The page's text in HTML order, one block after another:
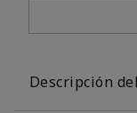
Descripción